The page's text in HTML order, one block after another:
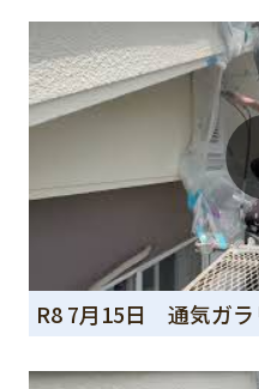
R8 7月15日 通気ガラ